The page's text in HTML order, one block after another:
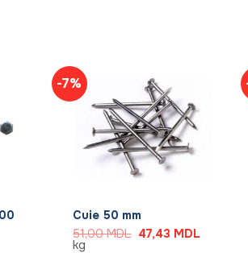
-7%
Cuie 50 mm
51,00MDL Prețul
inițial
47,43 MDLPrețul
kg